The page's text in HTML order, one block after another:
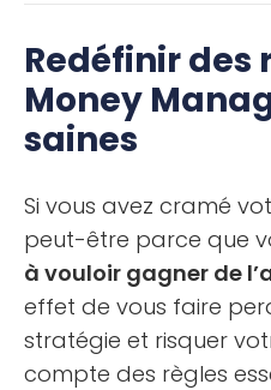
Redéfinir des
Money
saines
Si vous avez cramé
peut-être parce que
à vouloir gagner de
effet de vous faire
stratégie et risquer
compte des règles